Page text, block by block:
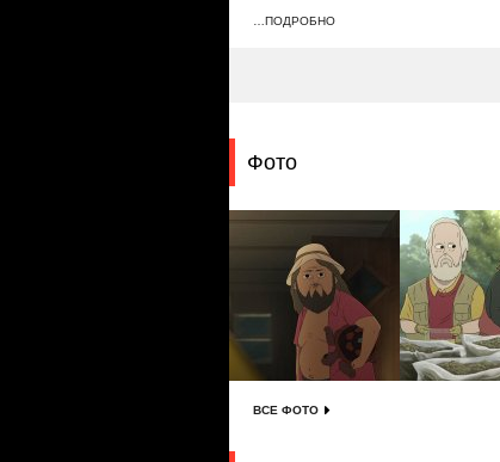
синтетический аналог.
…ПОДРОБНО
Фото
ВСЕ ФОТО